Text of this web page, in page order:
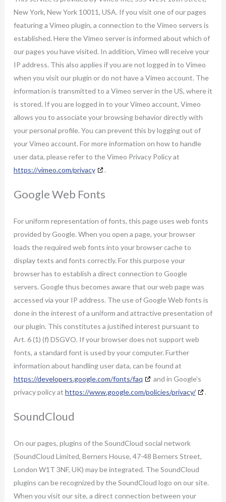
New York, New York 10011, USA. If you visit one of our pages
featuring a Vimeo plugin, a connection to the Vimeo servers is
established. Here the Vimeo server is informed about which of
our pages you have visited. In addition, Vimeo will receive your
IP address. This also applies if you are not logged in to Vimeo
when you visit our plugin or do not have a Vimeo account. The
information is transmitted to a Vimeo server in the US, where it
is stored. If you are logged in to your Vimeo account, Vimeo
allows you to associate your browsing behavior directly with
your personal profile. You can prevent this by logging out of
your Vimeo account. For more information on how to handle
user data, please refer to the Vimeo Privacy Policy at
https://vimeo.com/privacy
.
Google Web Fonts
For uniform representation of fonts, this page uses web fonts
provided by Google. When you open a page, your browser
loads the required web fonts into your browser cache to
display texts and fonts correctly. For this purpose your
browser has to establish a direct connection to Google
servers. Google thus becomes aware that our web page was
accessed via your IP address. The use of Google Web fonts is
done in the interest of a uniform and attractive presentation of
our plugin. This constitutes a justified interest pursuant to
Art. 6 (1) (f) DSGVO. If your browser does not support web
fonts, a standard font is used by your computer. Further
information about handling user data, can be found at
https://developers.google.com/fonts/faq
and in Google's
privacy policy at https://www.google.com/policies/privacy/ .
SoundCloud
On our pages, plugins of the SoundCloud social network
(SoundCloud Limited, Berners House, 47-48 Berners Street,
London W1T 3NF, UK) may be integrated. The SoundCloud
plugins can be recognized by the SoundCloud logo on our site.
When you visit our site, a direct connection between your